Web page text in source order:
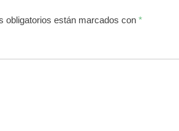
obligatorios están marcados con *